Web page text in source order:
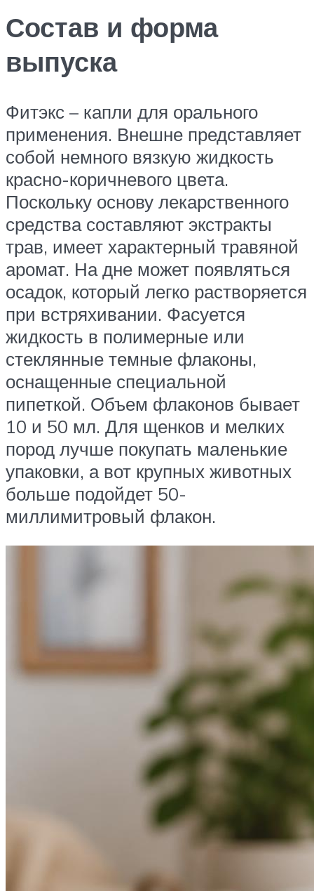
Состав и форма
выпуска
Фитэкс – капли для орального
применения. Внешне представляет
собой немного вязкую жидкость
красно-коричневого цвета.
Поскольку основу лекарственного
средства составляют экстракты
трав, имеет характерный травяной
аромат. На дне может появляться
осадок, который легко растворяется
при встряхивании. Фасуется
жидкость в полимерные или
стеклянные темные флаконы,
оснащенные специальной
пипеткой. Объем флаконов бывает
10 и 50 мл. Для щенков и мелких
пород лучше покупать маленькие
упаковки, а вот крупных животных
больше подойдет 50-
миллимитровый флакон.